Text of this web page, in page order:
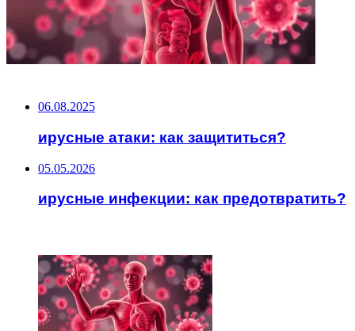
06.08.2025
ирусные атаки: как защититься?
05.05.2026
ирусные инфекции: как предотвратить?